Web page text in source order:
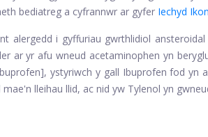
bediatreg a cyfrannwr ar gyfer Iechyd Ikon
alergedd i gyffuriau gwrthlidiol
ar yr afu wneud acetaminophen yn
ystyriwch y gall Ibuprofen fod yn
lleihau llid, ac nid yw Tylenol yn